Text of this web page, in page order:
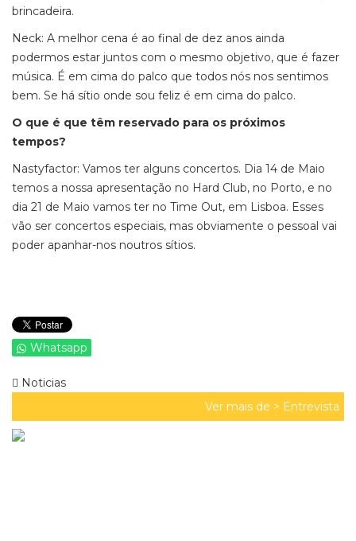
brincadeira.
Neck: A melhor cena é ao final de dez anos ainda
podermos estar juntos com o mesmo objetivo, que é fazer
música. É em cima do palco que todos nós nos sentimos
bem. Se há sítio onde sou feliz é em cima do palco.
O que é que têm reservado para os próximos
tempos?
Nastyfactor: Vamos ter alguns concertos. Dia 14 de Maio
temos a nossa apresentação no Hard Club, no Porto, e no
dia 21 de Maio vamos ter no Time Out, em Lisboa. Esses
vão ser concertos especiais, mas obviamente o pessoal vai
poder apanhar-nos noutros sítios.
Whatsapp
Noticias
Ver mais de > Entrevista